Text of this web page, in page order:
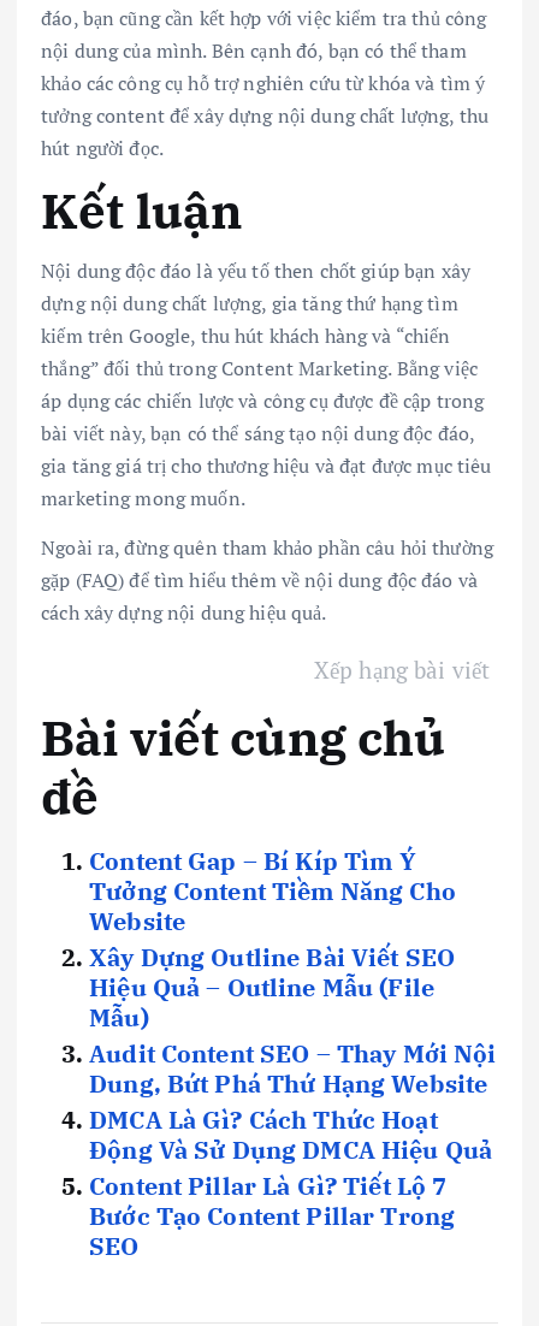
đáo, bạn cũng cần kết hợp với việc kiểm tra thủ công
nội dung của mình. Bên cạnh đó, bạn có thể tham
khảo các công cụ hỗ trợ nghiên cứu từ khóa và tìm ý
tưởng content để xây dựng nội dung chất lượng, thu
hút người đọc.
Kết luận
Nội dung độc đáo là yếu tố then chốt giúp bạn xây
dựng nội dung chất lượng, gia tăng thứ hạng tìm
kiếm trên Google, thu hút khách hàng và “chiến
thắng” đối thủ trong Content Marketing. Bằng việc
áp dụng các chiến lược và công cụ được đề cập trong
bài viết này, bạn có thể sáng tạo nội dung độc đáo,
gia tăng giá trị cho thương hiệu và đạt được mục tiêu
marketing mong muốn.
Ngoài ra, đừng quên tham khảo phần câu hỏi thường
gặp (FAQ) để tìm hiểu thêm về nội dung độc đáo và
cách xây dựng nội dung hiệu quả.
Xếp hạng bài viết
Bài viết cùng chủ
đề
Content Gap – Bí Kíp Tìm Ý
Tưởng Content Tiềm Năng Cho
Website
Xây Dựng Outline Bài Viết SEO
Hiệu Quả – Outline Mẫu (File
Mẫu)
Audit Content SEO – Thay Mới Nội
Dung, Bứt Phá Thứ Hạng Website
DMCA Là Gì? Cách Thức Hoạt
Động Và Sử Dụng DMCA Hiệu Quả
Content Pillar Là Gì? Tiết Lộ 7
Bước Tạo Content Pillar Trong
SEO